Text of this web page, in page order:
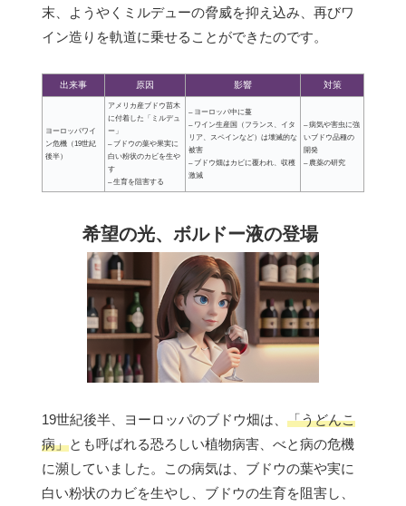
末、ようやくミルデューの脅威を抑え込み、再びワ
イン造りを軌道に乗せることができたのです。
出来事 原因 影響 対策
ヨーロッパワイ
ン危機（19世紀
後半）
アメリカ産ブドウ苗木
に付着した「ミルデュ
ー」
– ブドウの葉や果実に
白い粉状のカビを生や
す
– 生育を阻害する
– ヨーロッパ中に蔓
– ワイン生産国（フランス、イタ
リア、スペインなど）は壊滅的な
被害
– ブドウ畑はカビに覆われ、収穫
激減
– 病気や害虫に強
いブドウ品種の
開発
– 農薬の研究
希望の光、ボルドー液の登場
19世紀後半、ヨーロッパのブドウ畑は、 「うどんこ
病」とも呼ばれる恐ろしい植物病害、べと病の危機
に瀕していました。この病気は、ブドウの葉や実に
白い粉状のカビを生やし、ブドウの生育を阻害し、